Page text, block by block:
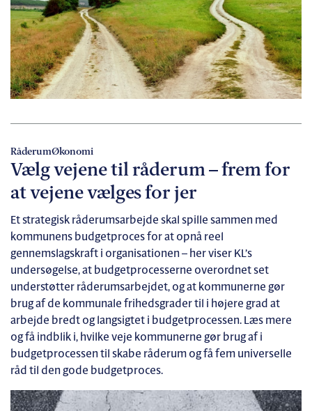
RåderumØkonomi
Vælg vejene til råderum – frem for
at vejene vælges for jer
Et strategisk råderumsarbejde skal spille sammen med
kommunens budgetproces for at opnå reel
gennemslagskraft i organisationen – her viser KL’s
undersøgelse, at budgetprocesserne overordnet set
understøtter råderumsarbejdet, og at kommunerne gør
brug af de kommunale frihedsgrader til i højere grad at
arbejde bredt og langsigtet i budgetprocessen. Læs mere
og få indblik i, hvilke veje kommunerne gør brug af i
budgetprocessen til skabe råderum og få fem universelle
råd til den gode budgetproces.